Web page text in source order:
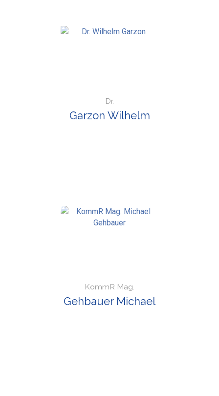
Dr.
Garzon Wilhelm
KommR Mag.
Gehbauer Michael